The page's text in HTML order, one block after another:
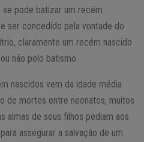
se pode batizar um recém
ser concedido pela vontade do
claramente um recém nascido
não pelo batismo.
nascidos vem da idade média
de mortes entre neonatos, muitos
almas de seus filhos pediam aos
assegurar a salvação de um